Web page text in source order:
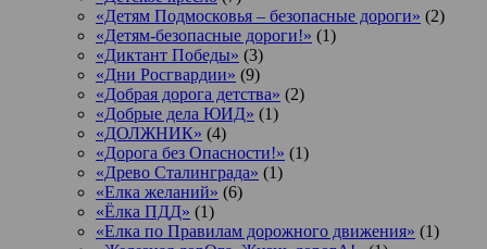
«Детям Подмосковья – безопасные дороги» (2)
«Детям-безопасные дороги!» (1)
«Диктант Победы» (3)
«Дни Росгвардии» (9)
«Добрая дорога детства» (2)
«Добрые дела ЮИД» (1)
«ДОЛЖНИК» (4)
«Дорога без Опасности!» (1)
«Древо Сталинграда» (1)
«Елка желаний» (6)
«Ёлка ПДД» (1)
«Елка по Правилам дорожного движения» (1)